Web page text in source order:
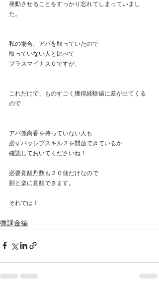
発動させることをすっかり忘れてしまっていまし
た。
私の場合、アバを取っていたので
取っていない人と比べて
プラスマイナス０ですが、
これだけで、ものすごく獲得経験値に差が出てくる
ので
アバ孫尚香を持っていない人も
必ずパッシブスキル２を開放できているか
確認しておいてくださいね！
必要覚醒丹数も２０個だけなので
割と楽に覚醒できます。
それでは！
微課金編